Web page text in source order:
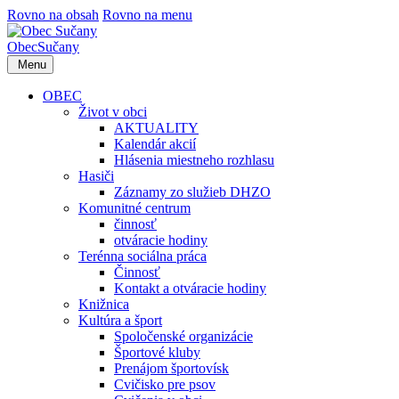
Rovno na obsah Rovno na menu
ObecSučany
Menu
OBEC
Život v obci
AKTUALITY
Kalendár akcií
Hlásenia miestneho rozhlasu
Hasiči
Záznamy zo služieb DHZO
Komunitné centrum
činnosť
otváracie hodiny
Terénna sociálna práca
Činnosť
Kontakt a otváracie hodiny
Knižnica
Kultúra a šport
Spoločenské organizácie
Športové kluby
Prenájom športovísk
Cvičisko pre psov